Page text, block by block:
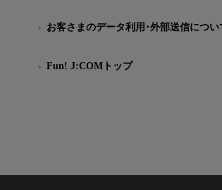
お客さまのデータ利用･外部送信につい
Fun! J:COMトップ